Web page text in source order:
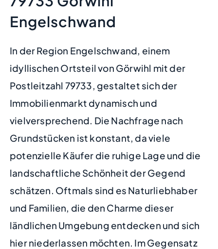
Engelschwand
In der Region Engelschwand, einem
idyllischen Ortsteil von Görwihl mit der
Postleitzahl 79733, gestaltet sich der
Immobilienmarkt dynamisch und
vielversprechend. Die Nachfrage nach
Grundstücken ist konstant, da viele
potenzielle Käufer die ruhige Lage und die
landschaftliche Schönheit der Gegend
schätzen. Oftmals sind es Naturliebhaber
und Familien, die den Charme dieser
ländlichen Umgebung entdecken und sich
hier niederlassen möchten. Im Gegensatz